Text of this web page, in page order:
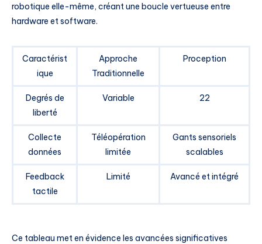
robotique elle-même, créant une boucle vertueuse entre
hardware et software.
Caractérist
ique
Approche
Traditionnelle
Proception
Degrés de
liberté
Variable 22
Collecte
données
Téléopération
limitée
Gants sensoriels
scalables
Feedback
tactile
Limité Avancé et intégré
Ce tableau met en évidence les avancées significatives